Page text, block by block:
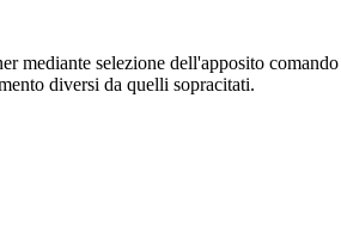
mediante selezione dell'apposito
diversi da quelli sopracitati.